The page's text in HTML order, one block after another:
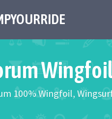
100% Wingfoil,